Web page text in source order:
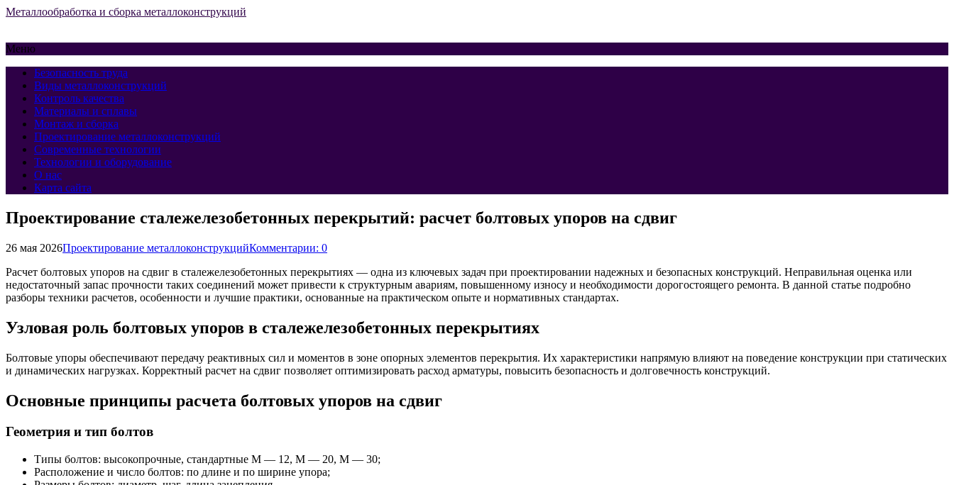
Металлообработка и сборка металлоконструкций
Меню
Безопасность труда
Виды металлоконструкций
Контроль качества
Материалы и сплавы
Монтаж и сборка
Проектирование металлоконструкций
Современные технологии
Технологии и оборудование
О нас
Карта сайта
Проектирование сталежелезобетонных перекрытий: расчет болтовых упоров на сдвиг
26 мая 2026Проектирование металлоконструкцийКомментарии: 0
Расчет болтовых упоров на сдвиг в сталежелезобетонных перекрытиях — одна из ключевых задач при проектировании надежных и безопасных конструкций. Неправильная оценка или
недостаточный запас прочности таких соединений может привести к структурным авариям, повышенному износу и необходимости дорогостоящего ремонта. В данной статье подробно
разборы техники расчетов, особенности и лучшие практики, основанные на практическом опыте и нормативных стандартах.
Узловая роль болтовых упоров в сталежелезобетонных перекрытиях
Болтовые упоры обеспечивают передачу реактивных сил и моментов в зоне опорных элементов перекрытия. Их характеристики напрямую влияют на поведение конструкции при статических
и динамических нагрузках. Корректный расчет на сдвиг позволяет оптимизировать расход арматуры, повысить безопасность и долговечность конструкций.
Основные принципы расчета болтовых упоров на сдвиг
Геометрия и тип болтов
Типы болтов: высокопрочные, стандартные М — 12, М — 20, М — 30;
Расположение и число болтов: по длине и по ширине упора;